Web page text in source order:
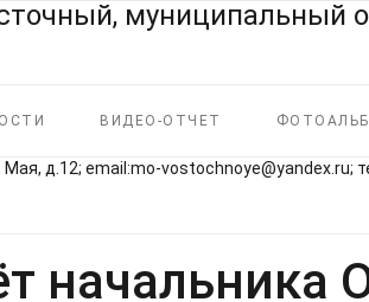
ВИДЕО-ОТЧЕТ
д.12; email:mo‑vostochnoye@yandex.ru;
начальника